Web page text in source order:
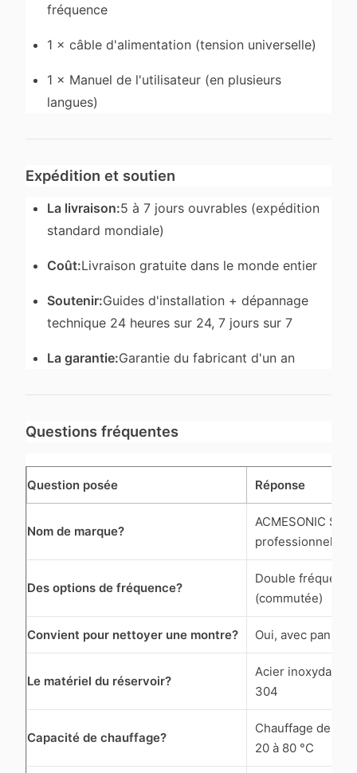
fréquence
1 × câble d'alimentation (tension universelle)
1 × Manuel de l'utilisateur (en plusieurs
langues)
Expédition et soutien
La livraison:5 à 7 jours ouvrables (expédition
standard mondiale)
Coût:Livraison gratuite dans le monde entier
Soutenir:Guides d'installation + dépannage
technique 24 heures sur 24, 7 jours sur 7
La garantie:Garantie du fabricant d'un an
Questions fréquentes
Question posée Réponse
Nom de marque?
ACMESONIC
professionnelles
Des options de fréquence?
Double
(commutée)
Convient pour nettoyer une montre? Oui, avec panier
Le matériel du réservoir?
Acier inoxydable
304
Capacité de chauffage?
Chauffage de
20 à 80 °C